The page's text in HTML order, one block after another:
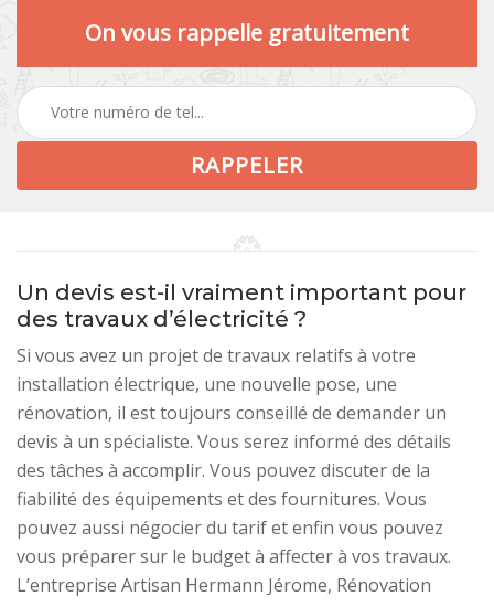
On vous rappelle gratuitement
Un devis est-il vraiment important pour
des travaux d’électricité ?
Si vous avez un projet de travaux relatifs à votre
installation électrique, une nouvelle pose, une
rénovation, il est toujours conseillé de demander un
devis à un spécialiste. Vous serez informé des détails
des tâches à accomplir. Vous pouvez discuter de la
fiabilité des équipements et des fournitures. Vous
pouvez aussi négocier du tarif et enfin vous pouvez
vous préparer sur le budget à affecter à vos travaux.
L’entreprise Artisan Hermann Jérome, Rénovation